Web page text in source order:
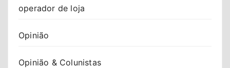
operador de loja
Opinião
Opinião & Colunistas